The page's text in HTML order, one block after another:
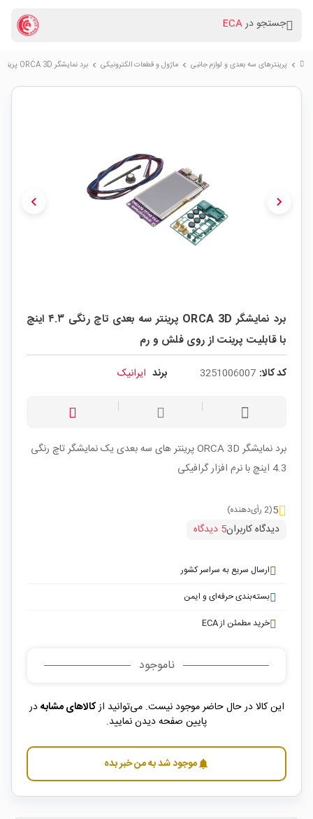
جستجو درECA
chevron_right پرینترهای سه بعدی و لوازم جانبی chevron_right ماژول و قطعات الکترونیکی chevron_right برد نمایشگر ORCA 3D پرینتر سه بعدی تاچ رنگی ۴.۳ اینچ با قابلیت پرینت از روی فلش و رم
chevron_left chevron_right
برد نمایشگر ORCA 3D پرینتر سه بعدی تاچ رنگی ۴.۳ اینچ
با قابلیت پرینت از روی فلش و رم
کد کالا: 3251006007 برند ایرانیک
برد نمایشگر ORCA 3D پرینتر های سه بعدی یک نمایشگر تاچ رنگی
4.3 اینچ با نرم افزار گرافیکی
5(2 رأی‌دهنده)
دیدگاه کاربران5 دیدگاه
ارسال سریع به سراسر کشور
بسته‌بندی حرفه‌ای و ایمن
خرید مطمئن از ECA
ناموجود
این کالا در حال حاضر موجود نیست. می‌توانید ازکالاهای مشابهدر
پایین صفحه دیدن نمایید.
notificationsموجود شد به من خبر بده